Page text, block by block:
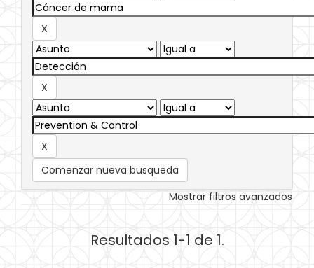
Comenzar nueva busqueda
Mostrar filtros avanzados
Resultados 1-1 de 1.